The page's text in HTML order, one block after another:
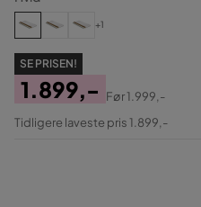
+1
SE PRISEN!
Pris
1.899,-
Original
Før1.999,-
Tidligere laveste pris 1.899,-